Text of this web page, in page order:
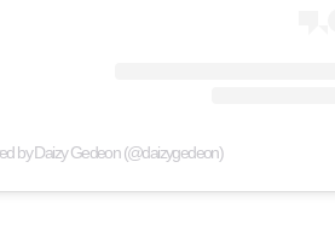
by Daizy Gedeon (@daizygedeon)